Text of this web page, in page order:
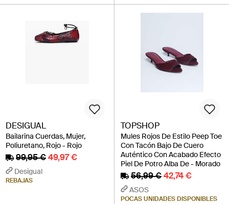
DESIGUAL
Bailarina Cuerdas, Mujer,
Poliuretano, Rojo - Rojo
99,95 €49,97 €
Desigual
REBAJAS
TOPSHOP
Mules Rojos De Estilo Peep Toe
Con Tacón Bajo De Cuero
Auténtico Con Acabado Efecto
Piel De Potro Alba De - Morado
56,99 €42,74 €
ASOS
POCAS UNIDADES DISPONIBLES